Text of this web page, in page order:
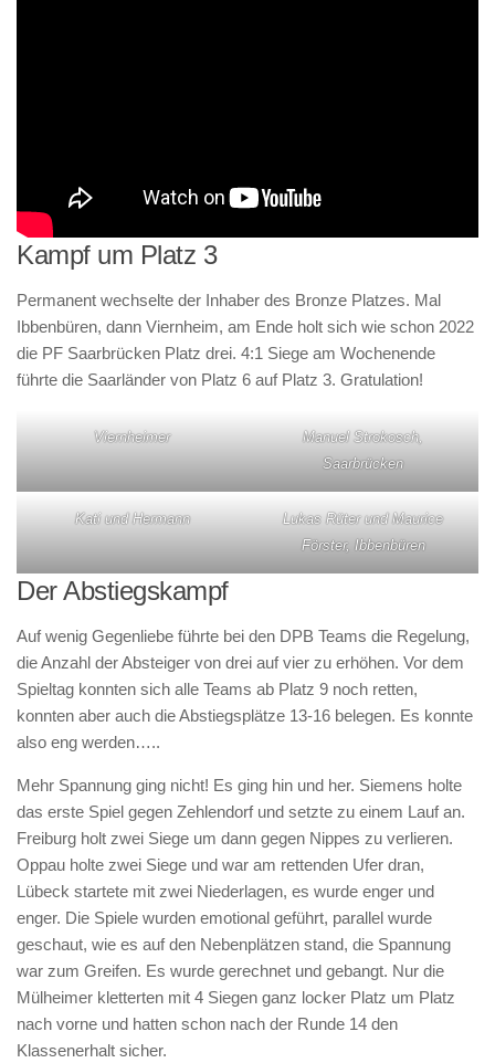
Kampf um Platz 3
Permanent wechselte der Inhaber des Bronze Platzes. Mal
Ibbenbüren, dann Viernheim, am Ende holt sich wie schon 2022
die PF Saarbrücken Platz drei. 4:1 Siege am Wochenende
führte die Saarländer von Platz 6 auf Platz 3. Gratulation!
Viernheimer
Manuel Strokosch,
Saarbrücken
Kati und Hermann
Lukas Rüter und Maurice
Förster, Ibbenbüren
Der Abstiegskampf
Auf wenig Gegenliebe führte bei den DPB Teams die Regelung,
die Anzahl der Absteiger von drei auf vier zu erhöhen. Vor dem
Spieltag konnten sich alle Teams ab Platz 9 noch retten,
konnten aber auch die Abstiegsplätze 13-16 belegen. Es konnte
also eng werden…..
Mehr Spannung ging nicht! Es ging hin und her. Siemens holte
das erste Spiel gegen Zehlendorf und setzte zu einem Lauf an.
Freiburg holt zwei Siege um dann gegen Nippes zu verlieren.
Oppau holte zwei Siege und war am rettenden Ufer dran,
Lübeck startete mit zwei Niederlagen, es wurde enger und
enger. Die Spiele wurden emotional geführt, parallel wurde
geschaut, wie es auf den Nebenplätzen stand, die Spannung
war zum Greifen. Es wurde gerechnet und gebangt. Nur die
Mülheimer kletterten mit 4 Siegen ganz locker Platz um Platz
nach vorne und hatten schon nach der Runde 14 den
Klassenerhalt sicher.